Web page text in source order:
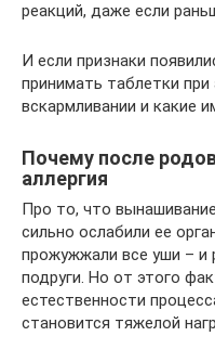
реакций, даже если
И если признаки
принимать таблетки при
вскармливании и какие
Почему после
аллергия
Про то, что
сильно ослабили ее
прожужжали все уши – и
подруги. Но от этого
естественности
становится тяжелой